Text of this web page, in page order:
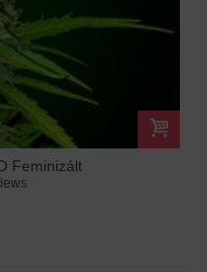
Feminizált